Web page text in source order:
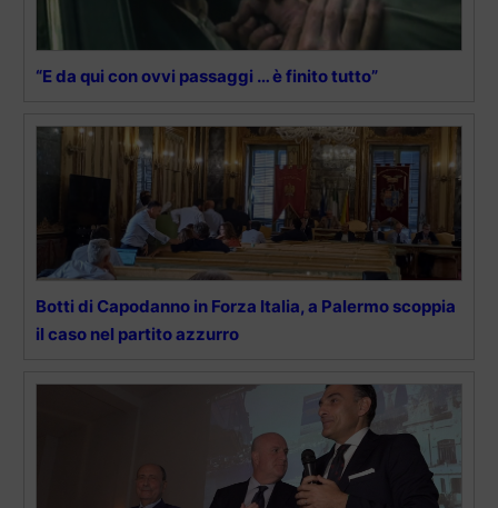
“E da qui con ovvi passaggi … è finito tutto”
Botti di Capodanno in Forza Italia, a Palermo scoppia
il caso nel partito azzurro